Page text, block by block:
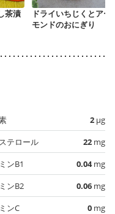
茶漬
ドライいちじくとアー
モンドのおにぎり
2 µg
テロール
22 mg
ンB1
0.04mg
ンB2
0.06 mg
ンC
0 mg